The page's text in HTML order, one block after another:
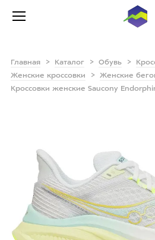
Главная Каталог Обувь
Женские кроссовки
Женские
Кроссовки женские Saucony